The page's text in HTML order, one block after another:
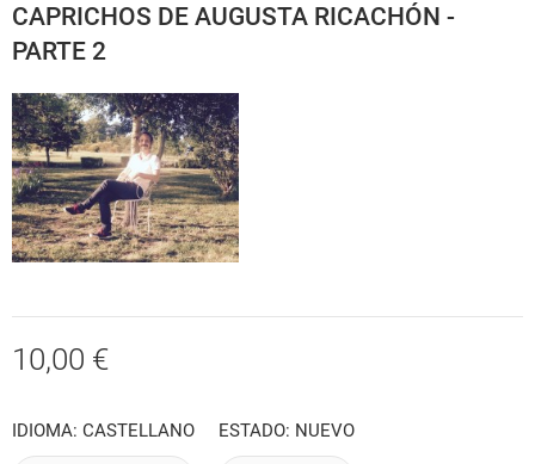
CAPRICHOS DE AUGUSTA RICACHÓN -
PARTE 2
10,00 €
IDIOMA: CASTELLANO ESTADO: NUEVO